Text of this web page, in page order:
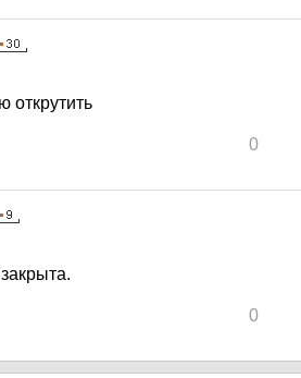
открутить
0
0